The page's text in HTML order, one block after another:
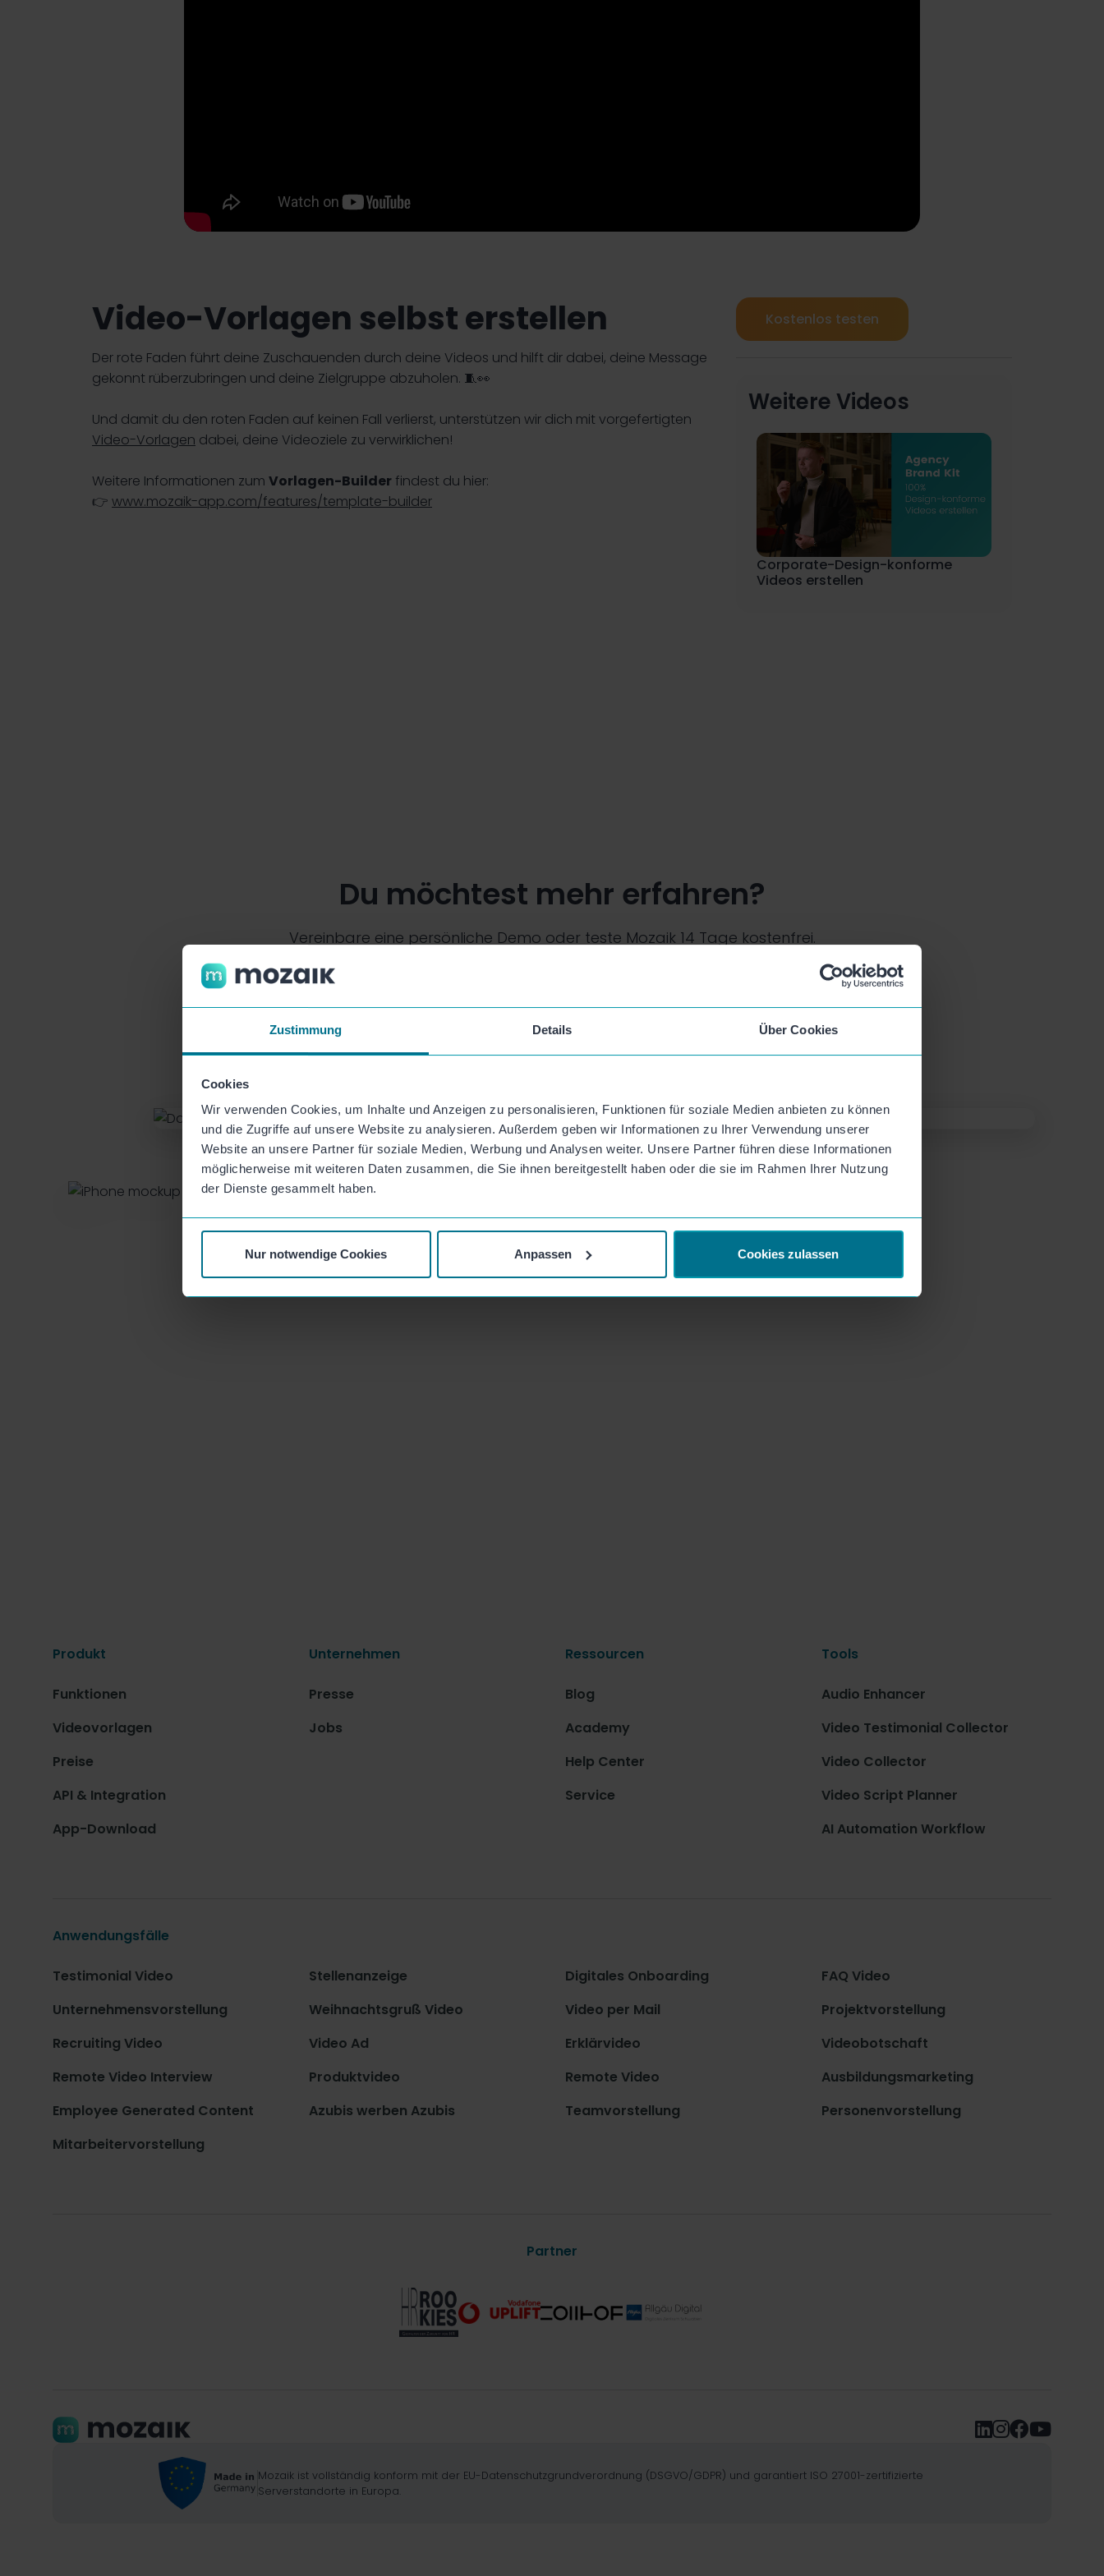
Zustimmung Details Über Cookies
Cookies
Wir verwenden Cookies, um Inhalte und Anzeigen zu personalisieren, Funktionen für soziale Medien anbieten zu können
und die Zugriffe auf unsere Website zu analysieren. Außerdem geben wir Informationen zu Ihrer Verwendung unserer
Website an unsere Partner für soziale Medien, Werbung und Analysen weiter. Unsere Partner führen diese Informationen
möglicherweise mit weiteren Daten zusammen, die Sie ihnen bereitgestellt haben oder die sie im Rahmen Ihrer Nutzung
der Dienste gesammelt haben.
Nur notwendige Cookies Anpassen Cookies zulassen
Video-Vorlagen selbst erstellen
Der rote Faden führt deine Zuschauenden durch deine Videos und hilft dir dabei, deine Message
gekonnt rüberzubringen und deine Zielgruppe abzuholen. 🧵👀
Und damit du den roten Faden auf keinen Fall verlierst, unterstützen wir dich mit vorgefertigten
Video-Vorlagen dabei, deine Videoziele zu verwirklichen!
Weitere Informationen zum Vorlagen-Builder findest du hier:
👉 www.mozaik-app.com/features/template-builder
Kostenlos testen
Weitere Videos
Corporate-Design-konforme
Videos erstellen
Du möchtest mehr erfahren?
Vereinbare eine persönliche Demo oder teste Mozaik 14 Tage kostenfrei.
Produkt
Funktionen
Videovorlagen
Preise
API & Integration
App-Download
Unternehmen
Presse
Jobs
Ressourcen
Blog
Academy
Help Center
Service
Tools
Audio Enhancer
Video Testimonial Collector
Video Collector
Video Script Planner
AI Automation Workflow
Anwendungsfälle
Testimonial Video Stellenanzeige Digitales Onboarding
FAQ Video
Unternehmensvorstellung
Weihnachtsgruß Video Video per Mail
Projektvorstellung
Recruiting Video
Video Ad Erklärvideo
Videobotschaft
Remote Video Interview
Produktvideo Remote Video
Ausbildungsmarketing
Employee Generated Content
Azubis werben Azubis Teamvorstellung
Personenvorstellung
Mitarbeitervorstellung
Partner

Mozaik ist vollständig konform mit der EU-Datenschutzgrundverordnung (DSGVO/GDPR) und garantiert ISO 27001-zertifizierte
Serverstandorte in Europa.